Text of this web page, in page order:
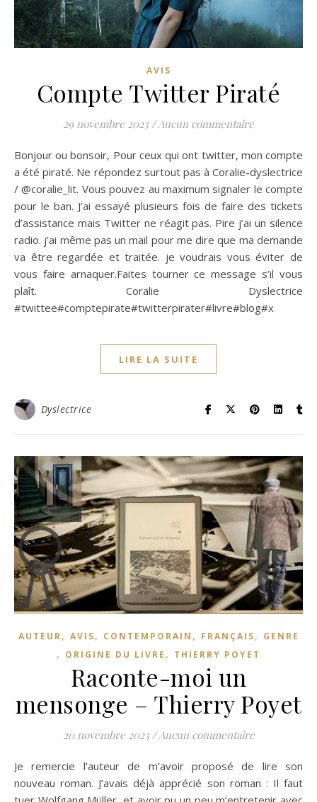
AVIS
Compte Twitter Piraté
29 novembre 2023 / Aucun commentaire
Bonjour ou bonsoir, Pour ceux qui ont twitter, mon compte
a été piraté. Ne répondez surtout pas à Coralie-dyslectrice
/ @coralie_lit. Vous pouvez au maximum signaler le compte
pour le ban. J’ai essayé plusieurs fois de faire des tickets
d’assistance mais Twitter ne réagit pas. Pire j’ai un silence
radio. j’ai même pas un mail pour me dire que ma demande
va être regardée et traitée. je voudrais vous éviter de
vous faire arnaquer.Faites tourner ce message s’il vous
plaît. Coralie Dyslectrice
#twittee#comptepirate#twitterpirater#livre#blog#x
LIRE LA SUITE
Dyslectrice
AUTEUR, AVIS, CONTEMPORAIN , FRANÇAIS, GENRE
, ORIGINE DU LIVRE , THIERRY POYET
Raconte-moi un
mensonge – Thierry Poyet
20 novembre 2023 /Aucun commentaire
Je remercie l’auteur de m’avoir proposé de lire son
nouveau roman. J’avais déjà apprécié son roman : Il faut